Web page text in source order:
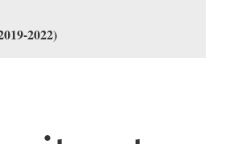
2022)